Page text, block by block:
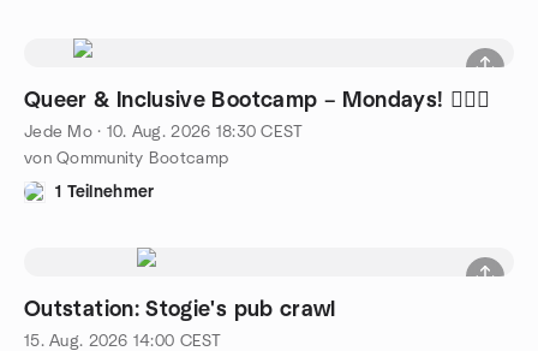
Queer & Inclusive Bootcamp – Mondays! 🏋️‍♀️✨
Jede Mo· 10. Aug. 2026 18:30 CEST
von Qommunity Bootcamp
1 Teilnehmer
Outstation: Stogie's pub crawl
15. Aug. 2026 14:00 CEST